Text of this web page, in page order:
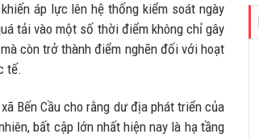
áp lực lên hệ thống kiểm soát ngày
tải vào một số thời điểm không chỉ gây
còn trở thành điểm nghẽn đối với hoạt
tế.
Bến Cầu cho rằng dư địa phát triển của
bất cập lớn nhất hiện nay là hạ tầng